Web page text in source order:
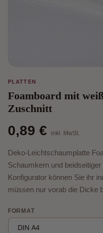
PLATTEN
Foamboard mit
Zuschnitt
0,89 € inkl. MwSt.
Deko-Leichtschaumplatte
Schaumkern und
Konfigurator können Sie ihr
müssen nur vorab die Dicke
FORMAT